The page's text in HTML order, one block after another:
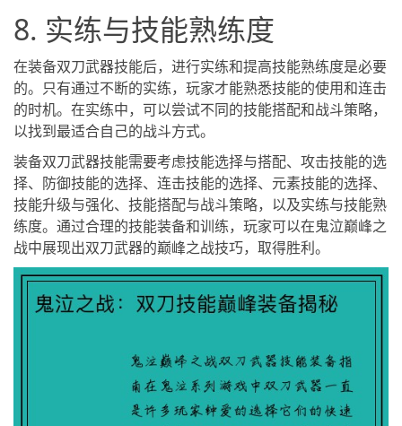
8. 实练与技能熟练度
在装备双刀武器技能后，进行实练和提高技能熟练度是必要
的。只有通过不断的实练，玩家才能熟悉技能的使用和连击
的时机。在实练中，可以尝试不同的技能搭配和战斗策略，
以找到最适合自己的战斗方式。
装备双刀武器技能需要考虑技能选择与搭配、攻击技能的选
择、防御技能的选择、连击技能的选择、元素技能的选择、
技能升级与强化、技能搭配与战斗策略，以及实练与技能熟
练度。通过合理的技能装备和训练，玩家可以在鬼泣巅峰之
战中展现出双刀武器的巅峰之战技巧，取得胜利。